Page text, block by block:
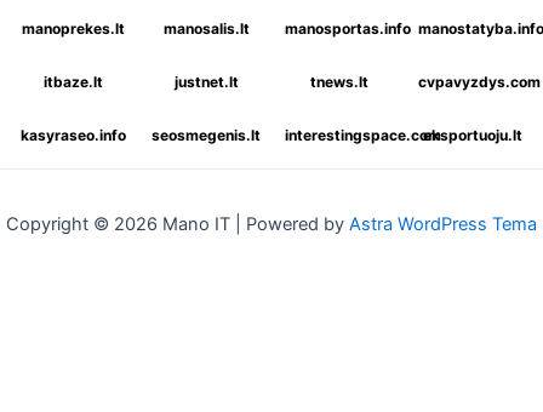
manoprekes.lt manosalis.lt manosportas.info manostatyba.info
itbaze.lt justnet.lt tnews.lt cvpavyzdys.com
kasyraseo.info seosmegenis.lt interestingspace.comeksportuoju.lt
Copyright © 2026 Mano IT | Powered by Astra WordPress Tema